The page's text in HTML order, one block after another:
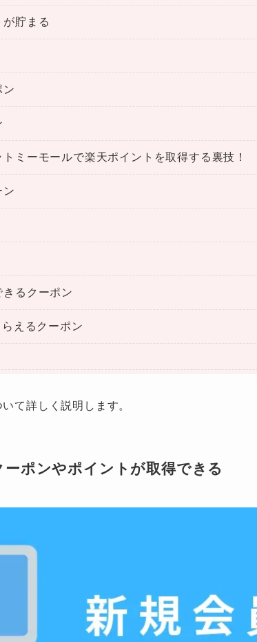
貯まる
ン
トミーモールで楽天ポイントを取得する裏技！
ン
るクーポン
えるクーポン
て詳しく説明します。
ポンやポイントが取得できる